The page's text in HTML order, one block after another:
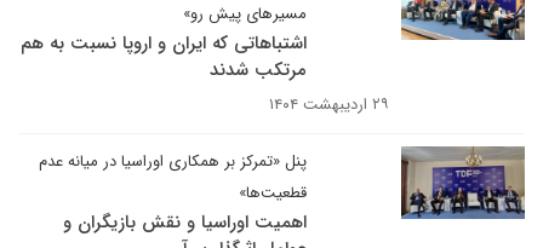
مسیرهای پیش رو»
اشتباهاتی که ایران و اروپا نسبت به هم
مرتکب شدند
۲۹ اردیبهشت ۱۴۰۴
پنل «تمرکز بر همکاری اوراسیا در میانه عدم
قطعیت‌ها»
اهمیت اوراسیا و نقش بازیگران و